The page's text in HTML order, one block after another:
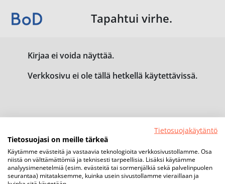
Tapahtui virhe.
Kirjaa ei voida näyttää.
Verkkosivu ei ole tällä hetkellä käytettävissä.
Tietosuojakäytäntö
Tietosuojasi on meille tärkeä
Käytämme evästeitä ja vastaavia teknologioita verkkosivustollamme. Osa
niistä on välttämättömiä ja teknisesti tarpeellisia. Lisäksi käytämme
analyysimenetelmiä (esim. evästeitä tai sormenjälkiä sekä palvelinpuolen
seurantaa) mitataksemme, kuinka usein sivustollamme vieraillaan ja